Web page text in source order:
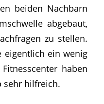
beiden Nachbarn
abgebaut,
zu stellen.
eigentlich ein wenig
haben
sehr hilfreich.